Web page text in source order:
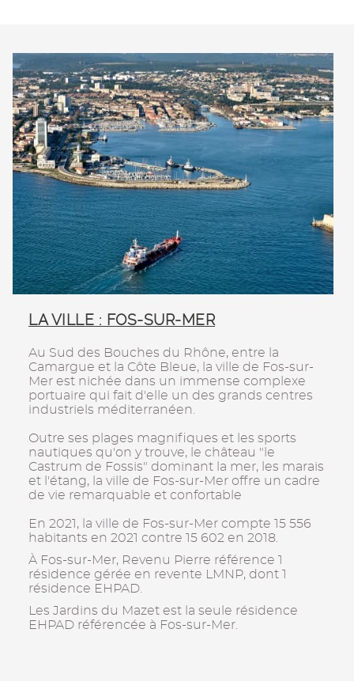
LA VILLE : FOS-SUR-MER
Au Sud des Bouches du Rhône, entre la
Camargue et la Côte Bleue, la ville de Fos-sur-
Mer est nichée dans un immense complexe
portuaire qui fait d'elle un des grands centres
industriels méditerranéen.
Outre ses plages magnifiques et les sports
nautiques qu'on y trouve, le château "le
Castrum de Fossis" dominant la mer, les marais
et l'étang, la ville de Fos-sur-Mer offre un cadre
de vie remarquable et confortable
En 2021, la ville de Fos-sur-Mer compte 15 556
habitants en 2021 contre 15 602 en 2018.
À Fos-sur-Mer, Revenu Pierre référence 1
résidence gérée en revente LMNP, dont 1
résidence EHPAD.
Les Jardins du Mazet est la seule résidence
EHPAD référencée à Fos-sur-Mer.